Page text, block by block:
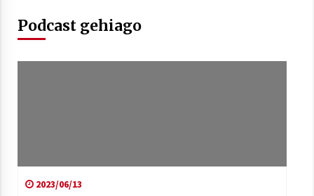
Berria egunkarian elkarrizketa
2021/07/03
Podcast gehiago
2023/06/13